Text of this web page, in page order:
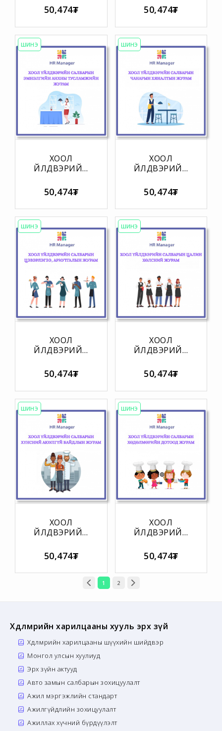
АГУУЛАХЫН
ЖУРАМ
50,474₮
ЖУРАМ
50,474₮
ШИНЭ
ХООЛ
ҮЙЛДВЭРИЙН
ЭМНЭЛГИЙН
АНХНЫ
ТУСЛАМЖИЙН
ЖУРАМ
50,474₮
ШИНЭ
ХООЛ
ҮЙЛДВЭРИЙН
ЧАНАРЫН
ХЯНАЛТЫН
ЖУРАМ
50,474₮
ШИНЭ
ХООЛ
ҮЙЛДВЭРИЙН
ЦЭВЭРЛЭГЭЭ,
АРИУТГАЛЫН
ЖУРАМ
50,474₮
ШИНЭ
ХООЛ
ҮЙЛДВЭРИЙН
ЦАЛИН
ХӨЛСНИЙ
ЖУРАМ
50,474₮
ШИНЭ
ХООЛ
ҮЙЛДВЭРИЙН
ХҮНСНИЙ
АЮУЛГҮЙ
БАЙДЛЫН
50,474₮
ШИНЭ
ХООЛ
ҮЙЛДВЭРИЙН
ХӨДӨЛМӨРИЙН
ДОТООД
ЖУРАМ
50,474₮
1 2
Хөдөлмөрийн харилцааны хууль эрх зүй
Хөдөлмөрийн харилцааны шүүхийн шийдвэр
Монгол улсын хуулиуд
Эрх зүйн актууд
Авто замын салбарын зохицуулалт
Ажил мэргэжлийн стандарт
Ажилгүйдлийн зохицуулалт
Ажиллах хүчний бүрдүүлэлт